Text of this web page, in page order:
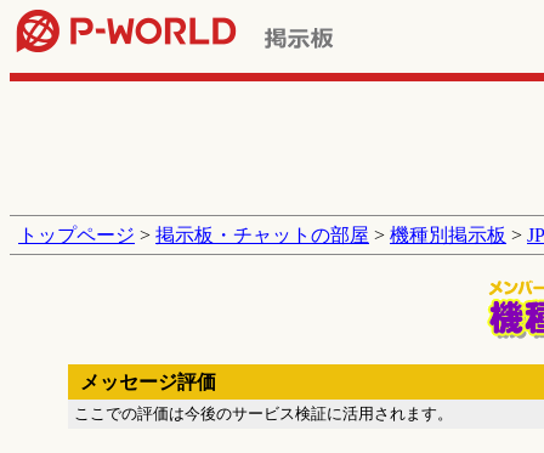
トップページ > 掲示板・チャットの部屋 > 機種別掲示板 >
メッセージ評価
ここでの評価は今後のサービス検証に活用されます。